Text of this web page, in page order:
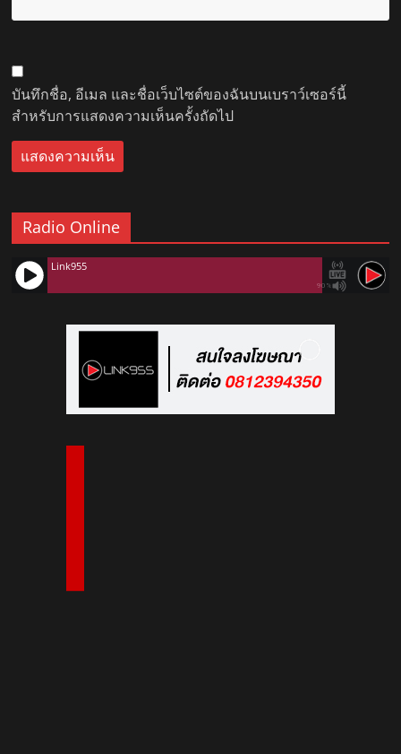
บันทึกชื่อ, อีเมล และชื่อเว็บไซต์ของฉันบนเบราว์เซอร์นี้
สำหรับการแสดงความเห็นครั้งถัดไป
Radio Online
90%
Link955